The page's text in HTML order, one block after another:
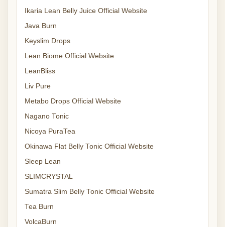
Ikaria Lean Belly Juice Official Website
Java Burn
Keyslim Drops
Lean Biome Official Website
LeanBliss
Liv Pure
Metabo Drops Official Website
Nagano Tonic
Nicoya PuraTea
Okinawa Flat Belly Tonic Official Website
Sleep Lean
SLIMCRYSTAL
Sumatra Slim Belly Tonic Official Website
Tea Burn
VolcaBurn